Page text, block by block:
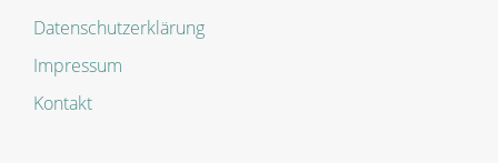
Datenschutzerklärung
Impressum
Kontakt